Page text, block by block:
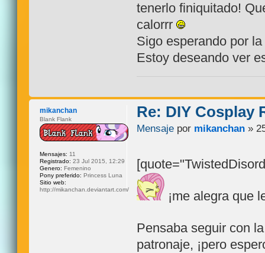
tenerlo finiquitado!
calorrr
Sigo esperando por
Estoy deseando ver
Re: DIY Cosplay
Mensaje por mikanchan »
¡me alegra que
Pensaba seguir con
patronaje, ¡pero
mikanchan
Blank Flank
Mensajes: 11
Registrado: 23 Jul 2015, 12:29
Genero: Femenino
Pony preferido: Princess Luna
Sitio web:
http://mikanchan.deviantart.com/